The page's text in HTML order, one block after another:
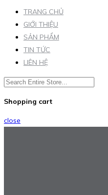
TRANG CHỦ
GIỚI THIỆU
SẢN PHẨM
TIN TỨC
LIÊN HỆ
Shopping cart
close